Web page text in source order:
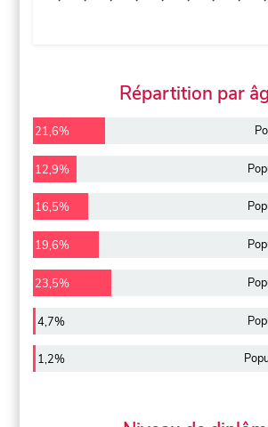
Répartition par
21,6%
12,9%
16,5%
19,6%
23,5%
4,7%
1,2%